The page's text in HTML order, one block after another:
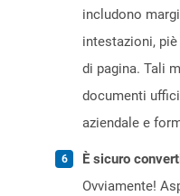
includono
intestazioni,
di pagina. Tali
documenti
aziendale e
È sicuro
Ovviamente!